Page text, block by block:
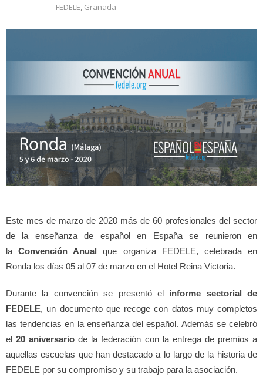
FEDELE, Granada
Este mes de marzo de 2020 más de 60 profesionales del sector
de la enseñanza de español en España se reunieron en
laConvención Anual que organiza FEDELE, celebrada en
Ronda los días 05 al 07 de marzo en el Hotel Reina Victoria.
Durante la convención se presentó el informe sectorial de
FEDELE, un documento que recoge con datos muy completos
las tendencias en la enseñanza del español. Además se celebró
el20 aniversario de la federación con la entrega de premios a
aquellas escuelas que han destacado a lo largo de la historia de
FEDELE por su compromiso y su trabajo para la asociación.